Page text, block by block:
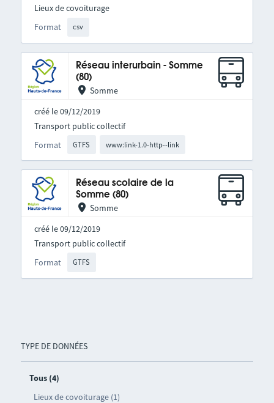
TYPE DE DONNÉES
Tous (4)
Lieux de covoiturage (1)
Format csv
Lieux de covoiturage
Réseau interurbain - Somme
(80)
Somme
créé le 09/12/2019
Format GTFS www:link-1.0-http--link
Transport public collectif
Réseau scolaire de la
Somme (80)
Somme
créé le 09/12/2019
Format GTFS
Transport public collectif